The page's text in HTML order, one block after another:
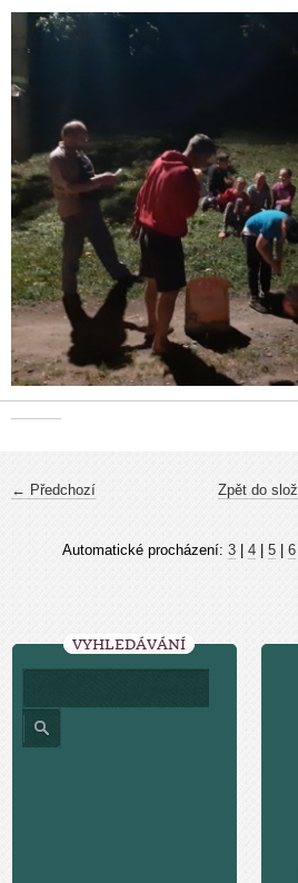
← Předchozí Zpět do
Automatické procházení: 3 4 5 6
VYHLEDÁVÁNÍ